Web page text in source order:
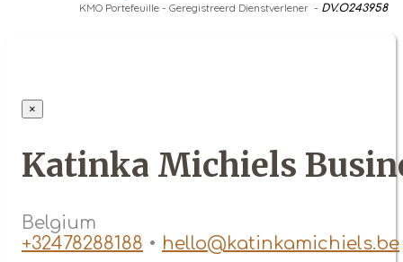
KMO Portefeuille - Geregistreerd Dienstverlener - DV.O243958
×
Katinka Michiels
Belgium
+32478288188 • hello@katinkamichiels.be